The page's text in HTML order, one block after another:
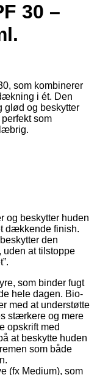
30 –
som kombinerer
i ét. Den
glød og beskytter
som
og beskytter huden
dækkende finish.
den
uden at tilstoppe
som binder fugt
hele dagen. Bio-
med at understøtte
stærkere og mere
opskrift med
at beskytte huden
som både
(fx Medium), som